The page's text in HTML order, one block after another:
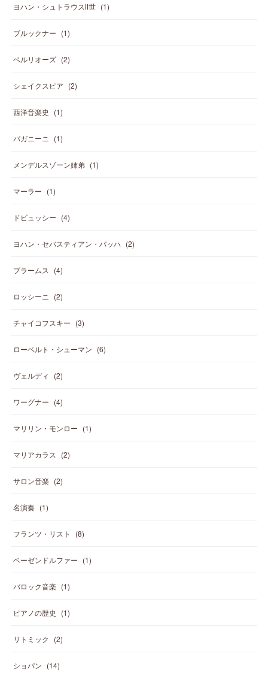
ヨハン・シュトラウスⅡ世 (1)
ブルックナー (1)
ベルリオーズ (2)
シェイクスピア (2)
西洋音楽史 (1)
パガニーニ (1)
メンデルスゾーン姉弟 (1)
マーラー (1)
ドビュッシー (4)
ヨハン・セバスティアン・バッハ (2)
ブラームス (4)
ロッシーニ (2)
チャイコフスキー (3)
ローベルト・シューマン (6)
ヴェルディ (2)
ワーグナー (4)
マリリン・モンロー (1)
マリアカラス (2)
サロン音楽 (2)
名演奏 (1)
フランツ・リスト (8)
ベーゼンドルファー (1)
バロック音楽 (1)
ピアノの歴史 (1)
リトミック (2)
ショパン (14)